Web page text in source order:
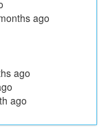
ago
ago
ago